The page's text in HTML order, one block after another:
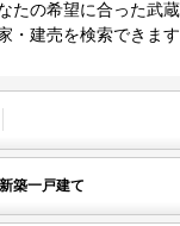
たの希望に合った武
・建売を検索できます
新築一戸建て